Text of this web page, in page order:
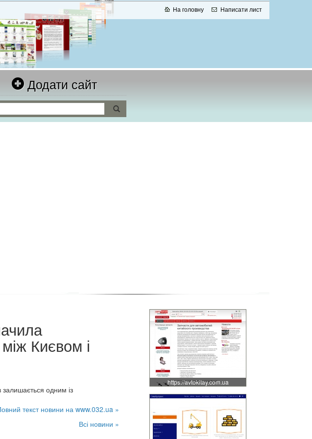
На головну Написати лист
Додати сайт
між Києвом і
одним із
текст новини на www.032.ua »
Всі новини »
https://avtokitay.com.ua